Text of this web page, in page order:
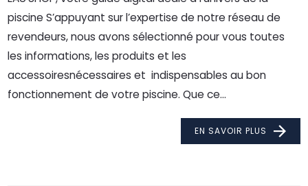
piscine S’appuyant sur l’expertise de notre réseau de
revendeurs, nous avons sélectionné pour vous toutes
les informations, les produits et les
accessoiresnécessaires et indispensables au bon
fonctionnement de votre piscine. Que ce...
EN SAVOIR PLUS